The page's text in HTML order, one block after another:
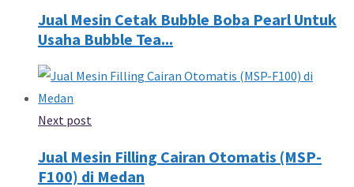
Jual Mesin Cetak Bubble Boba Pearl Untuk
Usaha Bubble Tea...
Next post
Jual Mesin Filling Cairan Otomatis (MSP-
F100) di Medan